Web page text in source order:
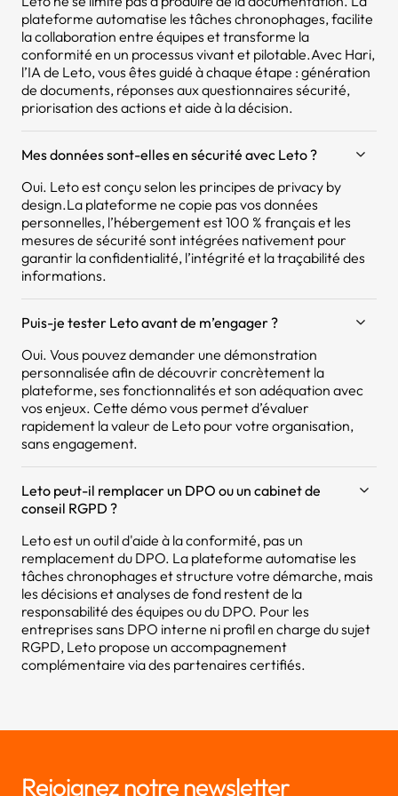
plateforme automatise les tâches chronophages, facilite
la collaboration entre équipes et transforme la
conformité en un processus vivant et pilotable.Avec Hari,
l’IA de Leto, vous êtes guidé à chaque étape : génération
de documents, réponses aux questionnaires sécurité,
priorisation des actions et aide à la décision.
Mes données sont-elles en sécurité avec Leto ?
Oui. Leto est conçu selon les principes de privacy by
design.La plateforme ne copie pas vos données
personnelles, l’hébergement est 100 % français et les
mesures de sécurité sont intégrées nativement pour
garantir la confidentialité, l’intégrité et la traçabilité des
informations.
Puis-je tester Leto avant de m’engager ?
Oui. Vous pouvez demander une démonstration
personnalisée afin de découvrir concrètement la
plateforme, ses fonctionnalités et son adéquation avec
vos enjeux. Cette démo vous permet d’évaluer
rapidement la valeur de Leto pour votre organisation,
sans engagement.
Leto peut-il remplacer un DPO ou un cabinet de
conseil RGPD ?
Leto est un outil d'aide à la conformité, pas un
remplacement du DPO. La plateforme automatise les
tâches chronophages et structure votre démarche, mais
les décisions et analyses de fond restent de la
responsabilité des équipes ou du DPO. Pour les
entreprises sans DPO interne ni profil en charge du sujet
RGPD, Leto propose un accompagnement
complémentaire via des partenaires certifiés.
Rejoignez notre newsletter